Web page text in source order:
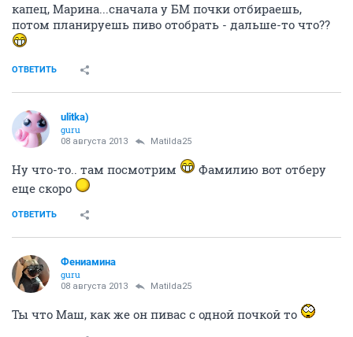
капец, Марина...сначала у БМ почки отбираешь,
потом планируешь пиво отобрать - дальше-то что??
ОТВЕТИТЬ
ulitka)
guru
08 августа 2013 Matilda25
Ну что-то.. там посмотрим
Фамилию вот отберу
еще скоро
ОТВЕТИТЬ
Фениамина
guru
08 августа 2013 Matilda25
Ты что Маш, как же он пивас с одной почкой то